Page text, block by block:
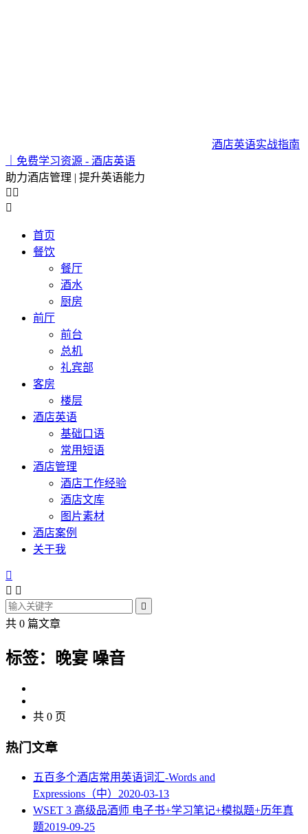
酒店英语实战指南
｜免费学习资源 - 酒店英语
助力酒店管理 | 提升英语能力
 

首页
餐饮
餐厅
酒水
厨房
前厅
前台
总机
礼宾部
客房
楼层
酒店英语
基础口语
常用短语
酒店管理
酒店工作经验
酒店文库
图片素材
酒店案例
关于我

 

共 0 篇文章
标签：晚宴 噪音
共 0 页
热门文章
五百多个酒店常用英语词汇-Words and
Expressions（中） 2020-03-13
WSET 3 高级品酒师 电子书+学习笔记+模拟题+历年真
题2019-09-25